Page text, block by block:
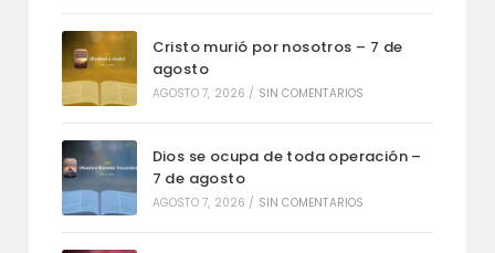
Cristo murió por nosotros – 7 de
agosto
AGOSTO 7, 2026 / SIN COMENTARIOS
Dios se ocupa de toda operación –
7 de agosto
AGOSTO 7, 2026 / SIN COMENTARIOS